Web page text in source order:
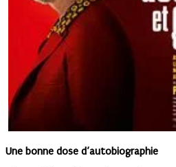
Une bonne dose d’autobiographie